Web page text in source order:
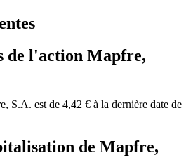
de l'action Mapfre,
S.A. est de 4,42 € à la dernière date de
de Mapfre,